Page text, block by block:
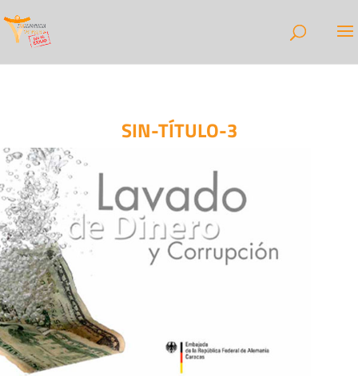
SIN-TÍTULO-3